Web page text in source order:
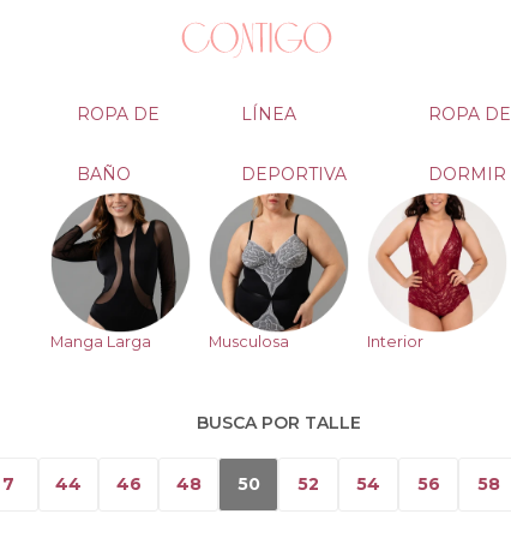
ROPA DE
BAÑO
LÍNEA
DEPORTIVA
ROPA DE
DORMIR
Manga Larga Musculosa Interior
BUSCA POR TALLE
7 44 46 48 50 52 54 56 58